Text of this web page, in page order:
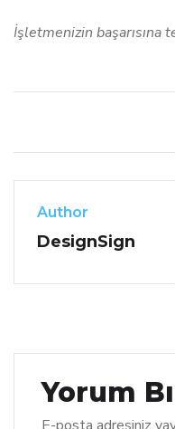
İşletmenizin başarısına
Author
DesignSign
Yorum